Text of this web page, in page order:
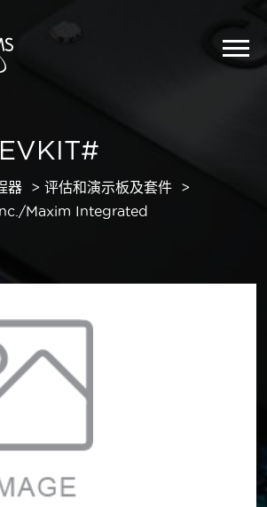
器
评估和演示板及套件
Maxim Integrated